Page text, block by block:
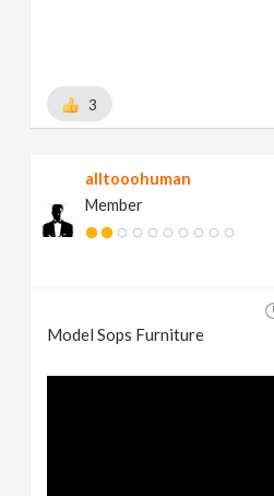
3
alltooohuman
Member
Model Sops Furniture